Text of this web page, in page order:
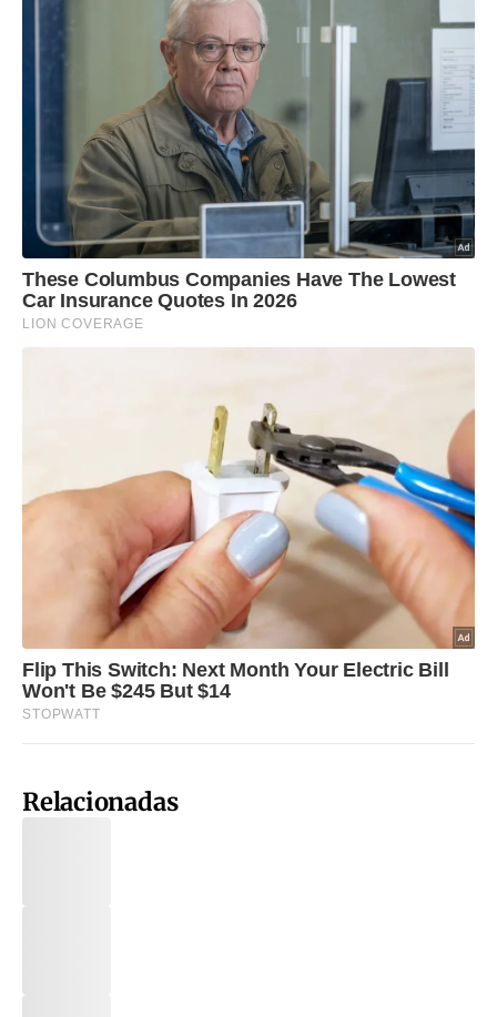
Relacionadas